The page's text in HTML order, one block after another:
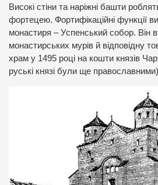
Високі стіни та наріжні башти
фортецею. Фортифікаційні функції
монастиря – Успенський собор. Він
монастирських мурів й відповідну
храм у 1495 році на кошти князів
руські князі були ще